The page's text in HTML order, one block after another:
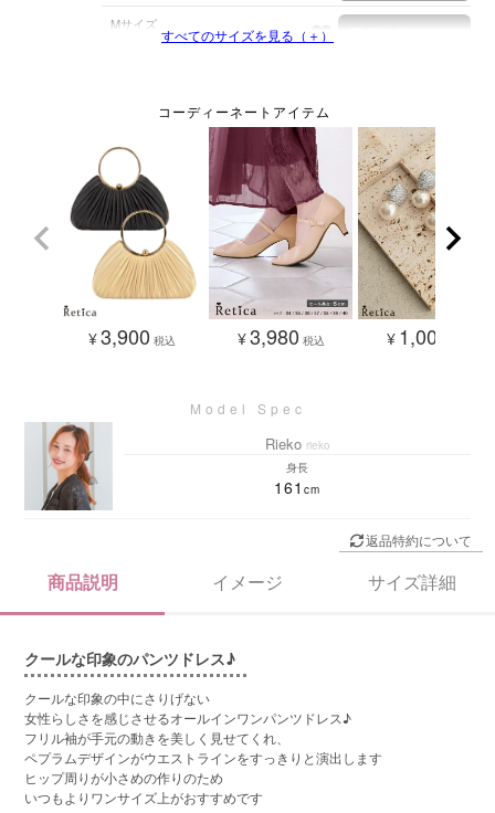
Mサイズ
すべてのサイズを見る（＋）
¥3,900 税込 ¥3,980 税込 ¥ 1,000
Rieko rieko
身長
161
返品特約について
商品説明 イメージ サイズ詳細
クールな印象のパンツドレス♪
クールな印象の中にさりげない
女性らしさを感じさせるオールインワンパンツドレス♪
フリル袖が手元の動きを美しく見せてくれ、
ペプラムデザインがウエストラインをすっきりと演出します
ヒップ周りが小さめの作りのため
いつもよりワンサイズ上がおすすめです